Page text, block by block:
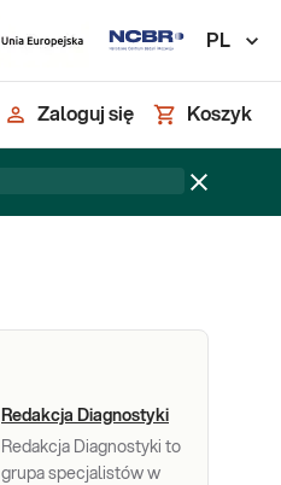
PL
Zaloguj się Koszyk
Redakcja Diagnostyki
Redakcja Diagnostyki to
grupa specjalistów w